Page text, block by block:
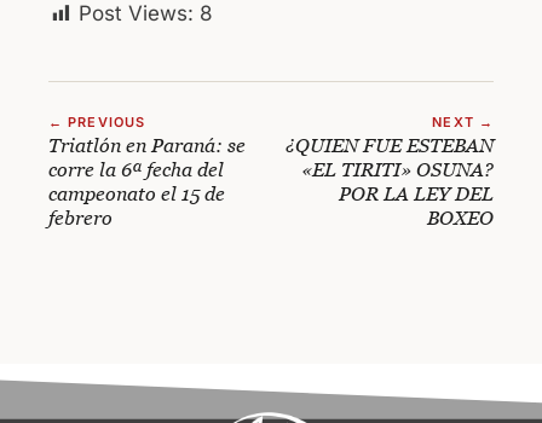
Post Views: 8
← PREVIOUS
Triatlón en Paraná: se
corre la 6ª fecha del
campeonato el 15 de
febrero
NEXT →
¿QUIEN FUE ESTEBAN
«EL TIRITI» OSUNA?
POR LA LEY DEL
BOXEO